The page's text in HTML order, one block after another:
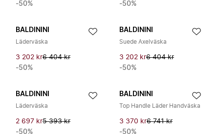
-50%
-50%
BALDININI
Läderväska
3 202 kr6 404 kr
-50%
BALDININI
Suede Axelväska
3 202 kr6 404 kr
-50%
BALDININI
Läderväska
2 697 kr5 393 kr
-50%
BALDININI
Top Handle Läder Handväska
3 370 kr6 741 kr
-50%